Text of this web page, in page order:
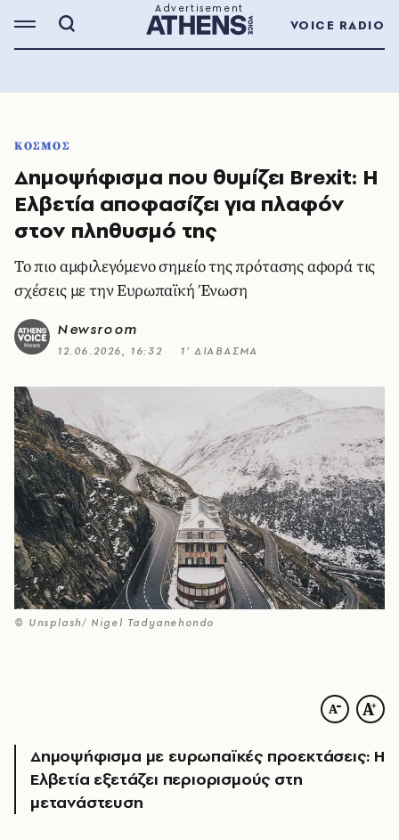
VOICE RADIO
ΚΟΣΜΟΣ
Δημοψήφισμα που θυμίζει Brexit: Η
Ελβετία αποφασίζει για πλαφόν
στον πληθυσμό της
Το πιο αμφιλεγόμενο σημείο της πρότασης αφορά τις
σχέσεις με την Ευρωπαϊκή Ένωση
Newsroom
12.06.2026, 16:32 1’ ΔΙΑΒΑΣΜΑ
© Unsplash/ Nigel Tadyanehondo
Δημοψήφισμα με ευρωπαϊκές προεκτάσεις: Η
Ελβετία εξετάζει περιορισμούς στη
μετανάστευση